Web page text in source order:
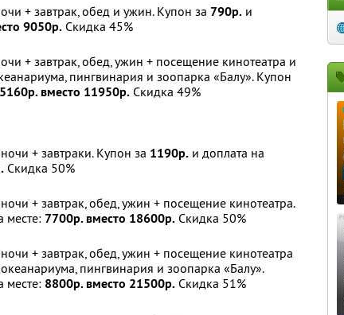
+ завтрак, обед и ужин. Купон за 790р. и
9050р. Скидка 45%
+ завтрак, обед, ужин + посещение кинотеатра и
пингвинария и зоопарка «Балу». Купон
5160р. вместо 11950р. Скидка 49%
+ завтраки. Купон за 1190р. и доплата на
Скидка 50%
+ завтрак, обед, ужин + посещение кинотеатра.
месте: 7700р. вместо 18600р. Скидка 50%
+ завтрак, обед, ужин + посещение кинотеатра
пингвинария и зоопарка «Балу».
месте: 8800р. вместо 21500р. Скидка 51%